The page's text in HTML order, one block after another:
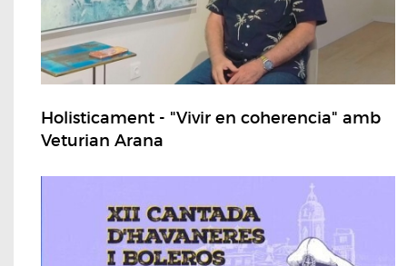
Holisticament - "Vivir en coherencia" amb
Veturian Arana